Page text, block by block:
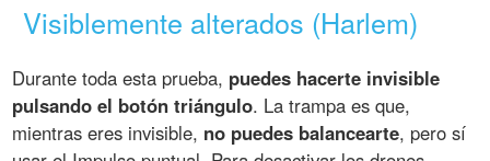
Visiblemente alterados (Harlem)
Durante toda esta prueba, puedes hacerte invisible
pulsando el botón triángulo. La trampa es que,
mientras eres invisible, no puedes balancearte, pero sí